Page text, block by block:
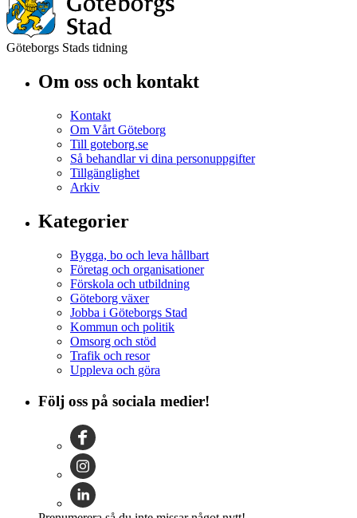
Göteborgs Stads tidning
Om oss och kontakt
Kontakt
Om Vårt Göteborg
Till goteborg.se
Så behandlar vi dina personuppgifter
Tillgänglighet
Arkiv
Kategorier
Bygga, bo och leva hållbart
Företag och organisationer
Förskola och utbildning
Göteborg växer
Jobba i Göteborgs Stad
Kommun och politik
Omsorg och stöd
Trafik och resor
Uppleva och göra
Följ oss på sociala medier!